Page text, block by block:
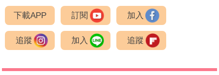
下載APP 訂閱 加入
追蹤 加入 追蹤